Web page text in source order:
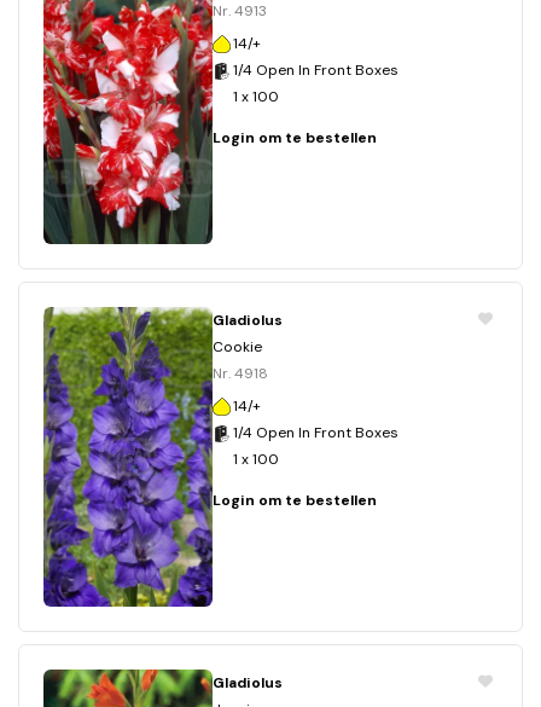
Nr. 4913
14/+
1/4 Open In Front Boxes
1 x 100
Login om te bestellen
Gladiolus
Cookie
Nr. 4918
14/+
1/4 Open In Front Boxes
1 x 100
Login om te bestellen
Gladiolus